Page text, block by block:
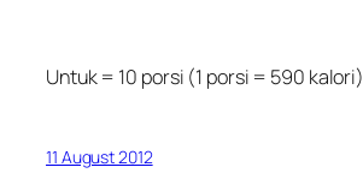
Untuk = 10 porsi (1 porsi = 590 kalori)
11 August 2012